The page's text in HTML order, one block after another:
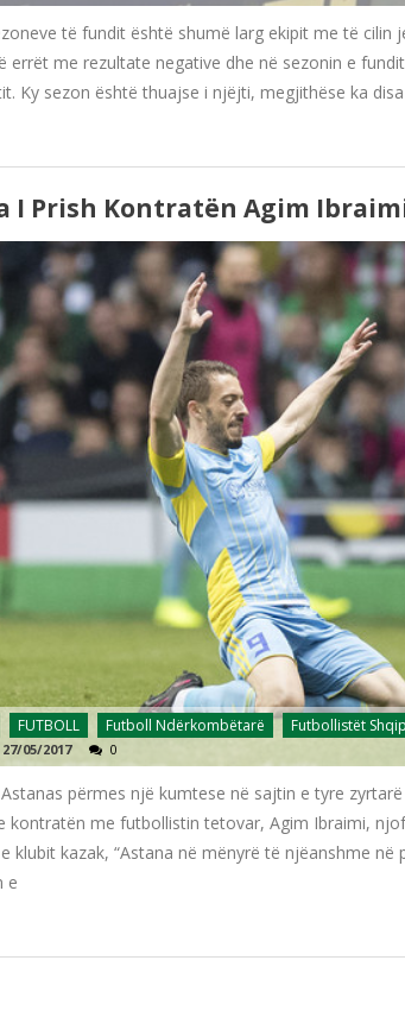
të fundit është shumë larg ekipit me të
errët me rezultate negative dhe në sezonin e
Ky sezon është thuajse i njëjti, megjithëse ka disa
I Prish Kontratën Agim
FUTBOLL Futboll Ndërkombëtarë Futbollistët
27/05/2017 0
Astanas përmes një kumtese në sajtin e tyre
kontratën me futbollistin tetovar, Agim Ibraimi,
klubit kazak, “Astana në mënyrë të njëanshme
e